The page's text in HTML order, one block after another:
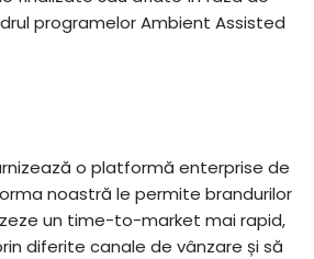
programelor Ambient Assisted
furnizează o platformă enterprise de
noastră le permite brandurilor
un time-to-market mai rapid,
diferite canale de vânzare și să